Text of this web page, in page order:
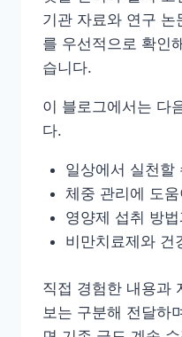
기관 자료와 연구
를 우선적으로 확인
습니다.
이 블로그에서는 다
다.
일상에서 실천할
체중 관리에 도
영양제 섭취 방
비만치료제와 건
직접 경험한 내용과
보는 구분해 전달하